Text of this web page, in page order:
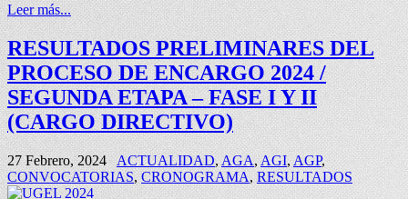
Leer más...
RESULTADOS PRELIMINARES DEL
PROCESO DE ENCARGO 2024 /
SEGUNDA ETAPA – FASE I Y II
(CARGO DIRECTIVO)
27 Febrero, 2024 ACTUALIDAD, AGA,AGI,AGP,
CONVOCATORIAS,CRONOGRAMA, RESULTADOS